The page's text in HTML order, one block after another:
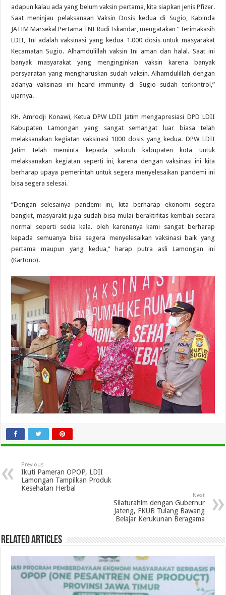
adapun kalau ada yang belum vaksin pertama, kita siapkan jenis Pfizer.
Saat meninjau pelaksanaan Vaksin Dosis kedua di Sugio, Kabinda
JATIM Marsekal Pertama TNI Rudi Iskandar, mengatakan “Terimakasih
LDII, Ini adalah vaksinasi yang kedua 1.000 dosis untuk masyarakat
Kecamatan Sugio. Alhamdulillah vaksin Ini aman dan halal. Saat ini
banyak masyarakat yang menginginkan vaksin karena banyak
persyaratan yang mengharuskan sudah vaksin. Alhamdulillah dengan
adanya vaksinasi ini heard immunity di Sugio sudah terkontrol,”
ujarnya.
KH. Amrodji Konawi, Ketua DPW LDII Jatim mengapresiasi DPD LDII
Kabupaten Lamongan yang sangat semangat luar biasa telah
melaksanakan kegiatan vaksinasi 1000 dosis yang kedua. DPW LDII
Jatim telah meminta kepada seluruh kabupaten kota untuk
melaksanakan kegiatan seperti ini, karena dengan vaksinasi ini kita
berharap upaya pemerintah untuk segera menyelesaikan pandemi ini
bisa segera selesai.
“Dengan selesainya pandemi ini, kita berharap ekonomi segera
bangkit, masyarakt juga sudah bisa mulai beraktifitas kembali secara
normal seperti sedia kala. oleh karenanya kami sangat berharap
kepada semuanya bisa segera menyelesaikan vaksinasi baik yang
pertama maupun yang kedua,” harap putra asli Lamongan ini
(Kartono).
Previous
Ikuti Pameran OPOP, LDII
Lamongan Tampilkan Produk
Kesehatan Herbal
Next
Silaturahim dengan Gubernur
Jateng, FKUB Tulang Bawang
Belajar Kerukunan Beragama
Related Articles